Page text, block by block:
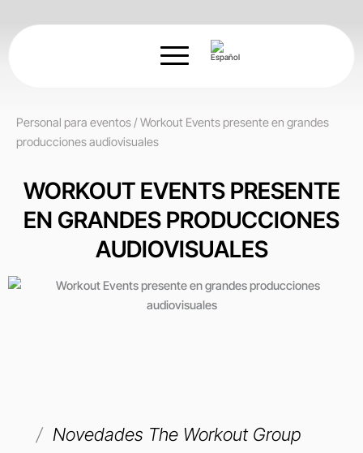
contenido
Personal para eventos/Workout Events presente en grandes
producciones audiovisuales
WORKOUT EVENTS PRESENTE
EN GRANDES PRODUCCIONES
AUDIOVISUALES
Novedades The Workout Group